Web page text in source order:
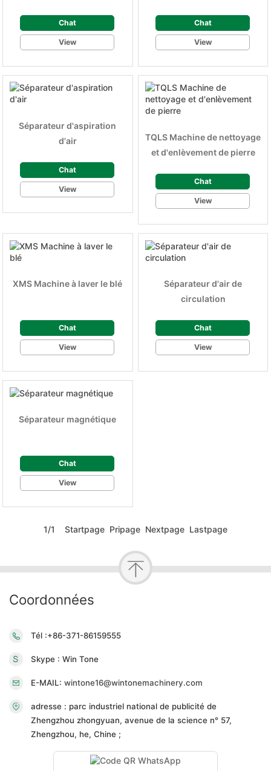
Chat
View
Chat
View
Séparateur d'aspiration
d'air
Chat
View
TQLS Machine de nettoyage
et d'enlèvement de pierre
Chat
View
XMS Machine à laver le blé
Chat
View
Séparateur d'air de
circulation
Chat
View
Séparateur magnétique
Chat
View
1/1 Startpage Pripage Nextpage Lastpage
Coordonnées
Tél :+86-371-86159555
Skype : Win Tone
E-MAIL: wintone16@wintonemachinery.com
adresse : parc industriel national de publicité de
Zhengzhou zhongyuan, avenue de la science n° 57,
Zhengzhou, he, Chine ;